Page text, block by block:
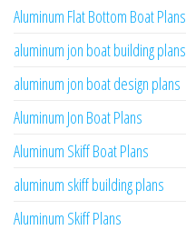
Aluminum Flat Bottom Boat Plans
aluminum jon boat building plans
aluminum jon boat design plans
Aluminum Jon Boat Plans
Aluminum Skiff Boat Plans
aluminum skiff building plans
Aluminum Skiff Plans